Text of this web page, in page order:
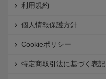
利用規約
個人情報保護方針
Cookieポリシー
特定商取引法に基づく表記